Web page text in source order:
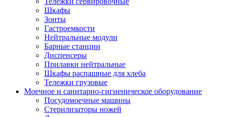
Шкафы
Зонты
Гастроемкости
Нейтральные модули
Барные станции
Диспенсеры
Прилавки нейтральные
Шкафы распашные для хлеба
Тележки грузовые
Моечное и санитарно-гигиеническое оборудование
Посудомоечные машины
Стерилизаторы ножей